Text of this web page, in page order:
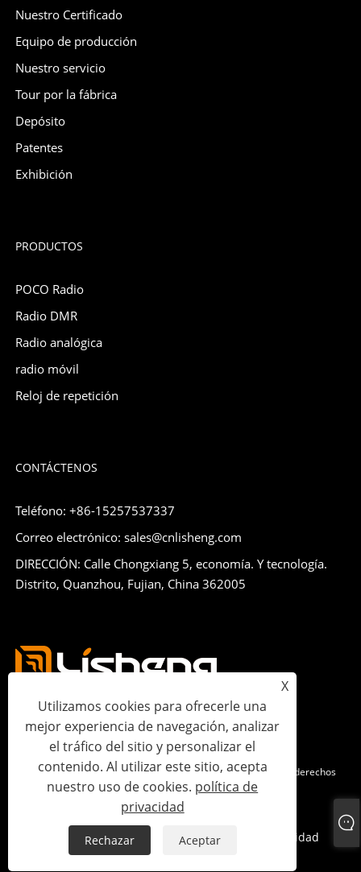
Nuestro Certificado
Equipo de producción
Nuestro servicio
Tour por la fábrica
Depósito
Patentes
Exhibición
PRODUCTOS
POCO Radio
Radio DMR
Radio analógica
radio móvil
Reloj de repetición
CONTÁCTENOS
Teléfono: +86-15257537337
Correo electrónico: sales@cnlisheng.com
DIRECCIÓN: Calle Chongxiang 5, economía. Y tecnología.
Distrito, Quanzhou, Fujian, China 362005
Copyright © 2023 Lisheng Communications Co., Ltd. Todos los derechos
Sitemap RSS XML política de privacidad
X
Utilizamos cookies para ofrecerle una
mejor experiencia de navegación, analizar
el tráfico del sitio y personalizar el
contenido. Al utilizar este sitio, acepta
nuestro uso de cookies. política de
privacidad
Rechazar Aceptar